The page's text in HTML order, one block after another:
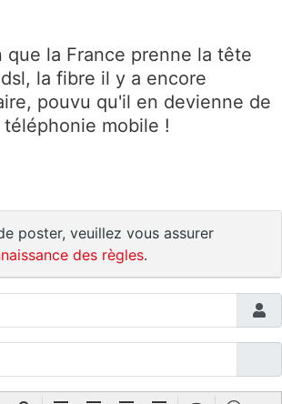
que la France prenne la tête
la fibre il y a encore
pouvu qu'il en devienne de
mobile !
poster, veuillez vous assurer
des règles.